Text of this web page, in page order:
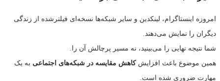
امروزه اینستاگرام، لینکدین و سایر شبکه‌ها نسخه‌ای فیلترشده از زندگی
دیگران را نمایش می‌دهند.
شما نتیجه نهایی را می‌بینید، نه مسیر پرچالش آن را.
همین موضوع باعث افزایشکاهش مقایسه در شبکه‌های اجتماعی به یک
مهارت ضروری شده است.